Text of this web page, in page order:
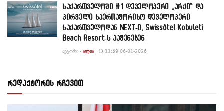
საქართველოში #1 დეველოპერი „არქი“ და
პირველი საერთაშორისო დეველოპერი
საქართველოდან NEXT-ი, Swissôtel Kobuleti
Beach Resort-ს ააშენებენ
ᲐᲕᲢᲝᲠᲘ - ᲐᲚᲘᲐ 11:59 06-01-2026
რედაქტორის რჩევით